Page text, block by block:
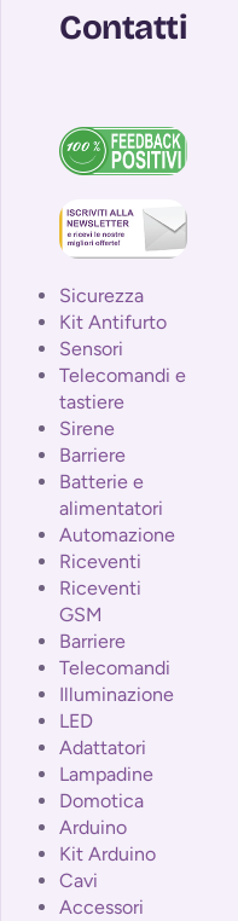
Contatti
Sicurezza
Kit Antifurto
Sensori
Telecomandi e
tastiere
Sirene
Barriere
Batterie e
alimentatori
Automazione
Riceventi
Riceventi
GSM
Barriere
Telecomandi
Illuminazione
LED
Adattatori
Lampadine
Domotica
Arduino
Kit Arduino
Cavi
Accessori